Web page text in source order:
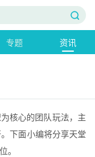
专题 资讯
核心的团队玩法，主
下面小编将分享天堂
。